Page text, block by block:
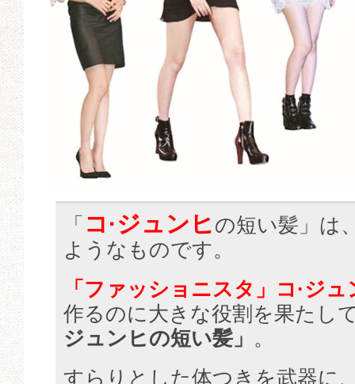
「 コ·ジュンヒの短い髪」は
ようなものです。
「ファッショニスタ」コ·ジュ
作るのに大きな役割を果たし
ジュンヒの短い髪」 。
すらりとした体つきを武器に